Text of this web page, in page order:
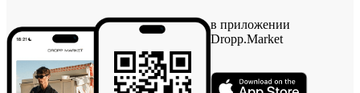
в приложении
Dropp.Market